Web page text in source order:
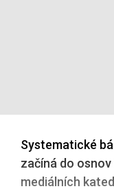
Systematické
začíná do
mediálních